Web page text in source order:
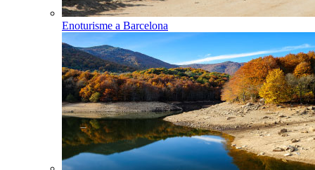
Enoturisme a Barcelona